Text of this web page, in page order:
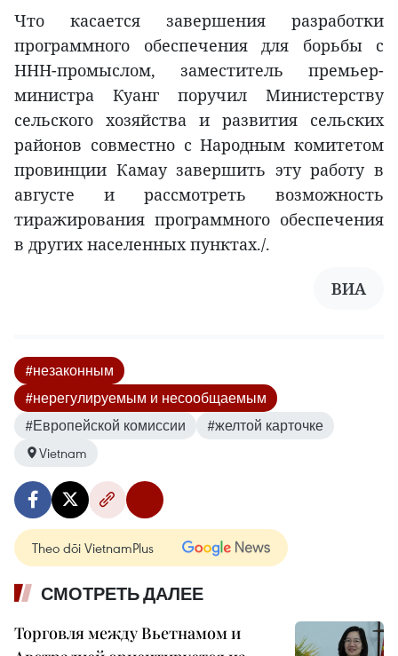
Что касается завершения разработки
программного обеспечения для борьбы с
ННН-промыслом, заместитель премьер-
министра Куанг поручил Министерству
сельского хозяйства и развития сельских
районов совместно с Народным комитетом
провинции Камау завершить эту работу в
августе и рассмотреть возможность
тиражирования программного обеспечения
в других населенных пунктах./.
ВИА
#незаконным
#нерегулируемым и несообщаемым
#Европейской комиссии
#желтой карточке
Vietnam
Theo dõi VietnamPlus
СМОТРЕТЬ ДАЛЕЕ
Торговля между Вьетнамом и